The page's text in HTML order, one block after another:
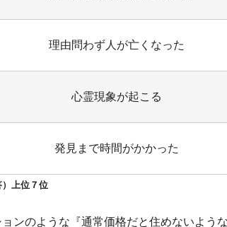
理由問わず人が亡くなった
心霊現象が起こる
発見まで時間がかかった
）上位７位
ョンのような『通常価格だと住めないよう